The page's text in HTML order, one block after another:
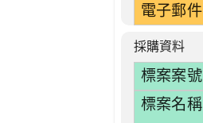
電子郵件
採購資料
標案案號
標案名稱